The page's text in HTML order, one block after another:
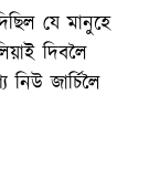
যে মানুহে
দিবলৈ
জাৰ্চিলৈ